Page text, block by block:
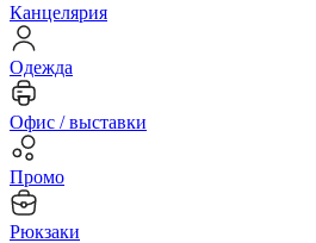
Канцелярия
Одежда
Офис / выставки
Промо
Рюкзаки